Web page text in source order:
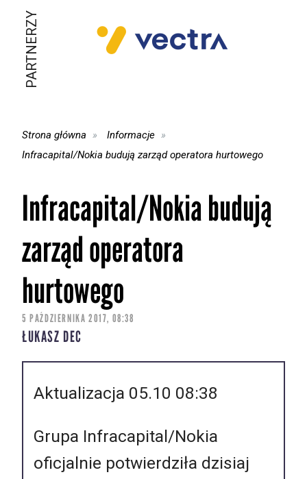
PARTNERZY
Strona główna
Informacje
Infracapital/Nokia budują zarząd operatora hurtowego
Infracapital/Nokia budują
zarząd operatora
hurtowego
5 PAŹDZIERNIKA 2017, 08:38
ŁUKASZ DEC
Aktualizacja 05.10 08:38
Grupa Infracapital/Nokia
oficjalnie potwierdziła dzisiaj